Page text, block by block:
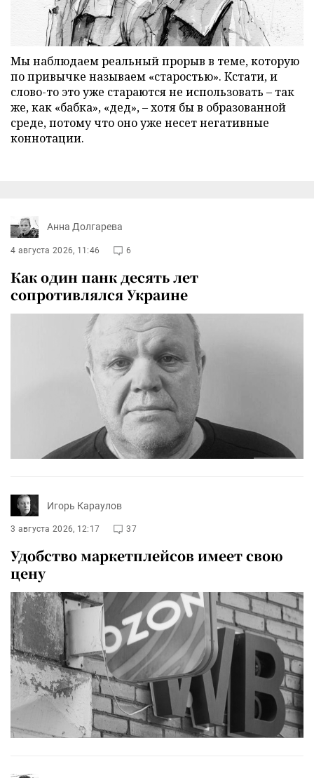
Мы наблюдаем реальный прорыв в теме, которую
по привычке называем «старостью». Кстати, и
слово-то это уже стараются не использовать – так
же, как «бабка», «дед», – хотя бы в образованной
среде, потому что оно уже несет негативные
коннотации.
Анна Долгарева
4 августа 2026, 11:46 6
Как один панк десять лет
сопротивлялся Украине
Игорь Караулов
3 августа 2026, 12:17 37
Удобство маркетплейсов имеет свою
цену